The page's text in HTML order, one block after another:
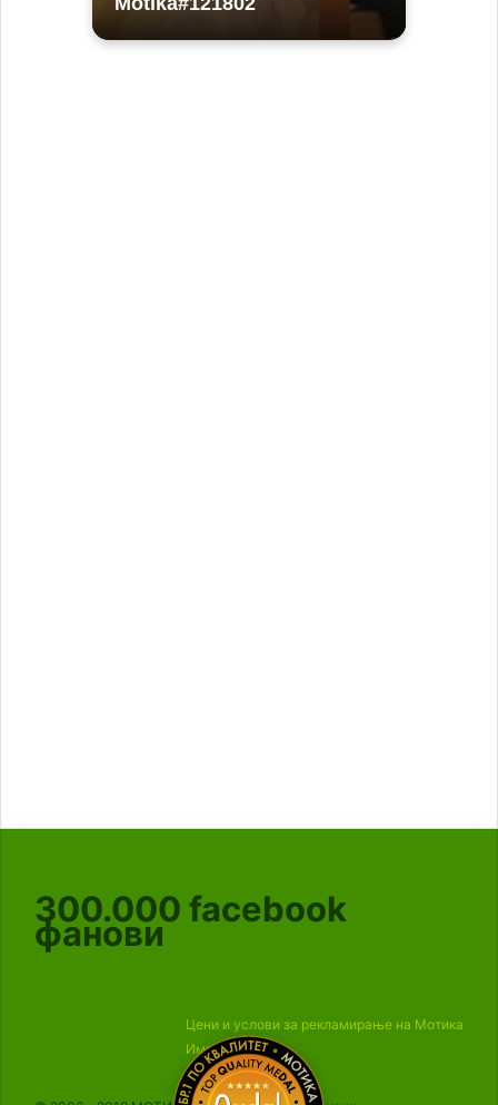
300.000 facebook
фанови
Цени и услови за рекламирање на Мотика
Импресум